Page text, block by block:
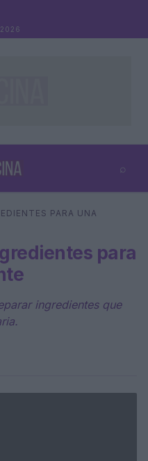
⌕
PARA UNA
para
ingredientes que